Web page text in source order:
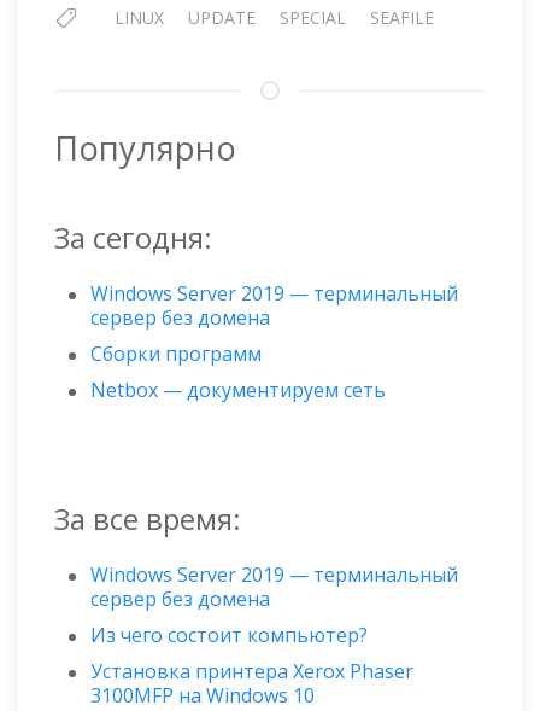
LINUX UPDATE SPECIAL SEAFILE
Популярно
За сегодня:
Windows Server 2019 — терминальный
сервер без домена
Сборки программ
Netbox — документируем сеть
За все время:
Windows Server 2019 — терминальный
сервер без домена
Из чего состоит компьютер?
Установка принтера Xerox Phaser
3100MFP на Windows 10